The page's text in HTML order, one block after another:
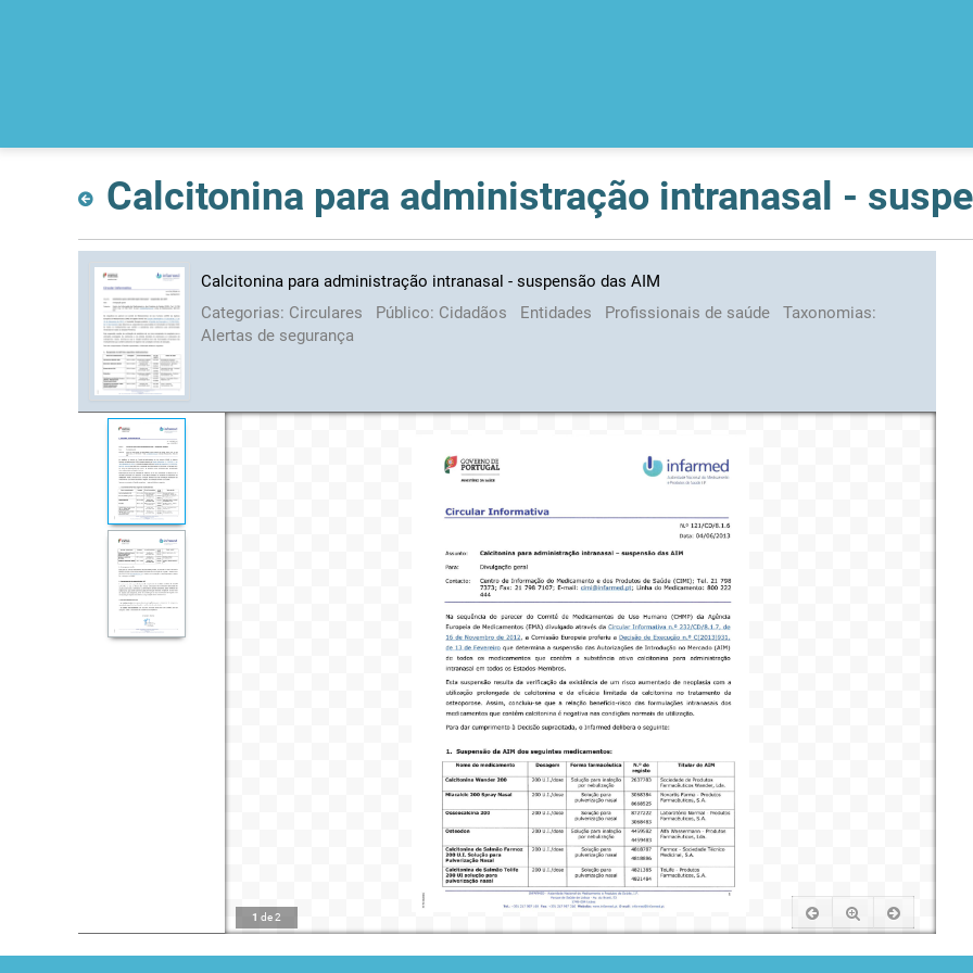
Calcitonina para administração intranasal -
Calcitonina para administração intranasal - suspensão das AIM
Categorias: Circulares Público: Cidadãos Entidades Profissionais de saúde
Taxonomias:
Alertas de segurança
1 de2